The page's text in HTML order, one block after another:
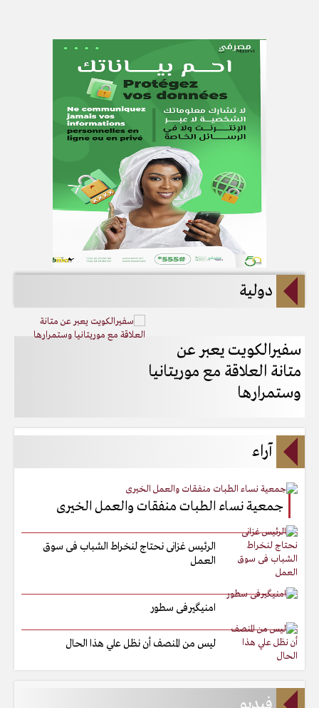
دولية
سفيرالكويت يعبر عن
متانة العلاقة مع موريتانيا
وستمرارها
آراء
جمعية نساء الطبات منفقات والعمل الخيرى
الرئيس غزانى نحتاج لنخراط الشباب فى سوق
العمل
امنيگيرفى سطور
ليس من المنصف أن نظل علي هذا الحال